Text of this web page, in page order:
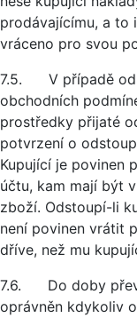
prodávajícímu, a to
vráceno pro svou
7.5. V případě
obchodních
prostředky přijaté
potvrzení o
Kupující je povinen
účtu, kam mají být
zboží. Odstoupí-li
není povinen vrátit
dříve, než mu
7.6. Do doby
oprávněn kdykoliv